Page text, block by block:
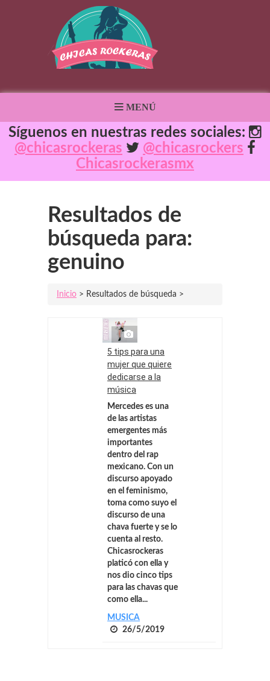
MENÚ
Síguenos en nuestras redes sociales:
@chicasrockeras
@chicasrockers
Chicasrockerasmx
Resultados de
búsqueda para:
genuino
Inicio > Resultados de búsqueda >
5 tips para una
mujer que quiere
dedicarse a la
música
Mercedes es una
de las artistas
emergentes más
importantes
dentro del rap
mexicano. Con un
discurso apoyado
en el feminismo,
toma como suyo el
discurso de una
chava fuerte y se lo
cuenta al resto.
Chicasrockeras
platicó con ella y
nos dio cinco tips
para las chavas que
como ella...
MUSICA
26/5/2019